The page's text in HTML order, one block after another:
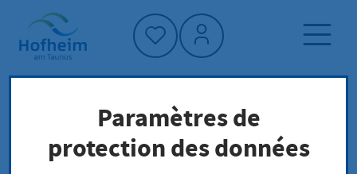
Accueil"
Page d'accueil
Trouver un service
Préoccupations locales
Paramètres de
protection des données